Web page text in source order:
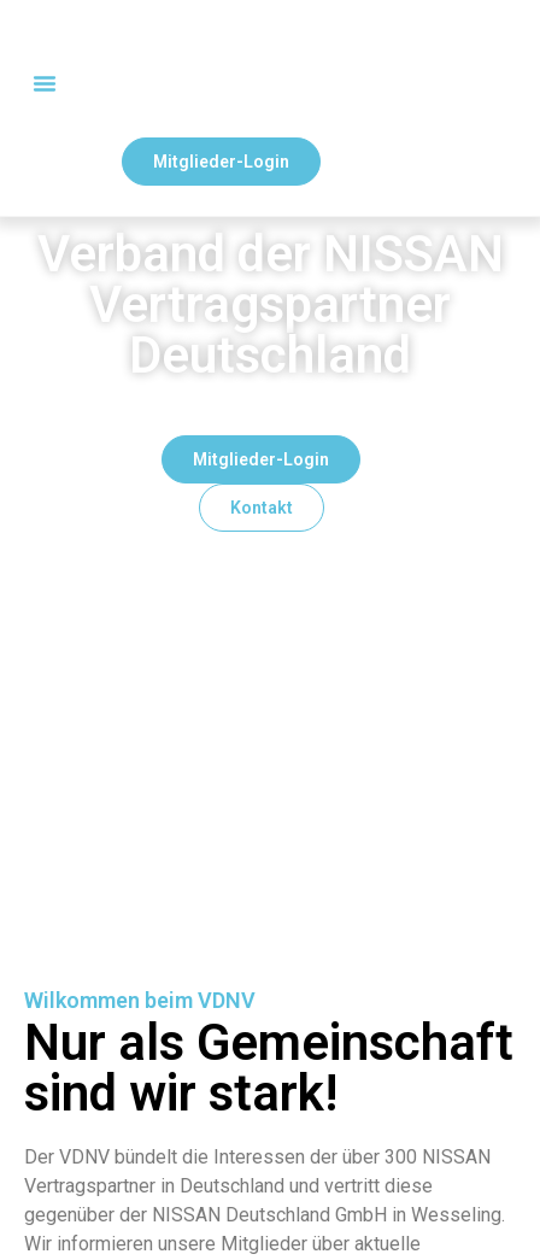
Mitglieder-Login
Verband der NISSAN
Vertragspartner
Deutschland
Mitglieder-Login
Kontakt
Wilkommen beim VDNV
Nur als Gemeinschaft
sind wir stark!
Der VDNV bündelt die Interessen der über 300 NISSAN
Vertragspartner in Deutschland und vertritt diese
gegenüber der NISSAN Deutschland GmbH in Wesseling.
Wir informieren unsere Mitglieder über aktuelle